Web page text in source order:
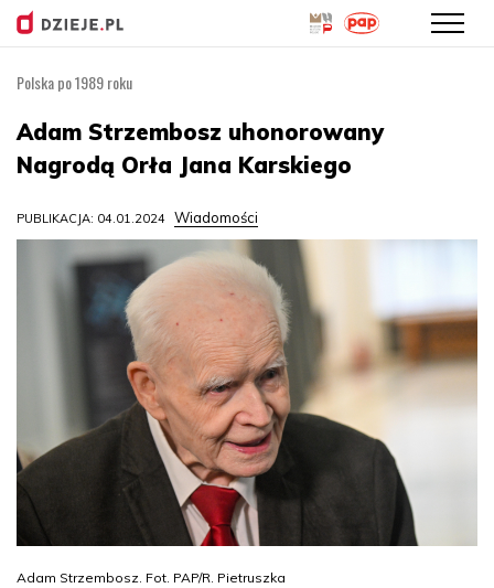
treści
Polska po 1989 roku
Adam Strzembosz uhonorowany
Nagrodą Orła Jana Karskiego
PUBLIKACJA: 04.01.2024 Wiadomości
Adam Strzembosz. Fot. PAP/R. Pietruszka